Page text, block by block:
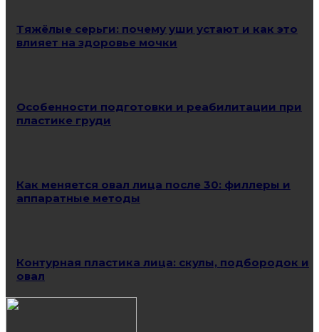
Тяжёлые серьги: почему уши устают и как это
влияет на здоровье мочки
Особенности подготовки и реабилитации при
пластике груди
Как меняется овал лица после 30: филлеры и
аппаратные методы
Контурная пластика лица: скулы, подбородок и
овал